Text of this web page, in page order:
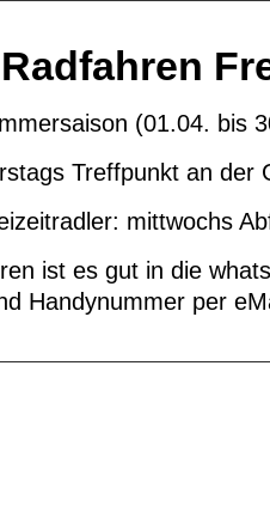
Radfahren
(01.04. bis
Treffpunkt an der
mittwochs
ist es gut in die
Handynummer per